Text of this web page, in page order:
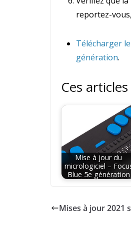
reportez-
Télécharger
génération.
Ces
Mise à jour du
micrologiciel –
Blue 5e génération
Mises à jour 2021